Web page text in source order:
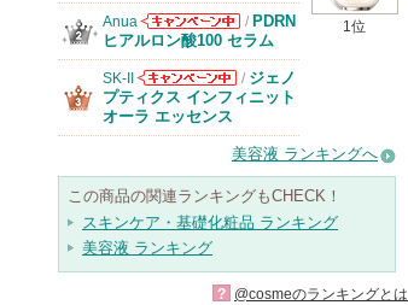
1位
Anua
Anuaからのお
知らせがありま
す
/ PDRN
ヒアルロン酸100 セラム
SK-II
SK-IIからのお
知らせがありま
/ ジェノ
プティクス インフィニット
オーラ エッセンス
美容液 ランキングへ
この商品の関連ランキングもCHECK！
スキンケア・基礎化粧品 ランキング
美容液 ランキング
? @cosmeのランキングとは